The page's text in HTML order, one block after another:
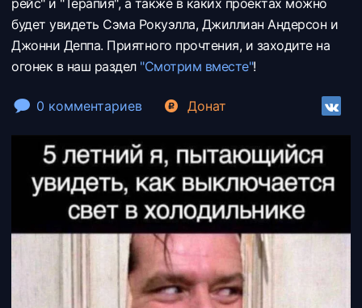
рейс" и "Терапия", а также в каких проектах можно
будет увидеть Сэма Рокуэлла, Джиллиан Андерсон и
Джонни Деппа. Приятного прочтения, и заходите на
огонек в наш раздел "Смотрим вместе"!
0 комментариев Донат